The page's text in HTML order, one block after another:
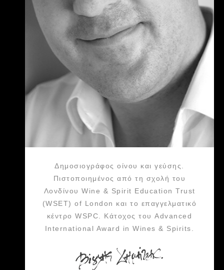
Δημοσιογράφος οίνου και γεύσης.
Πιστοποιημένος από τη σχολή του
Λονδίνου Wine & Spirit Education Trust
(WSET) of London και το επαγγελματικό
κέντρο WSPC. Κάτοχος του Advanced
International Award in Wines & Spirits.